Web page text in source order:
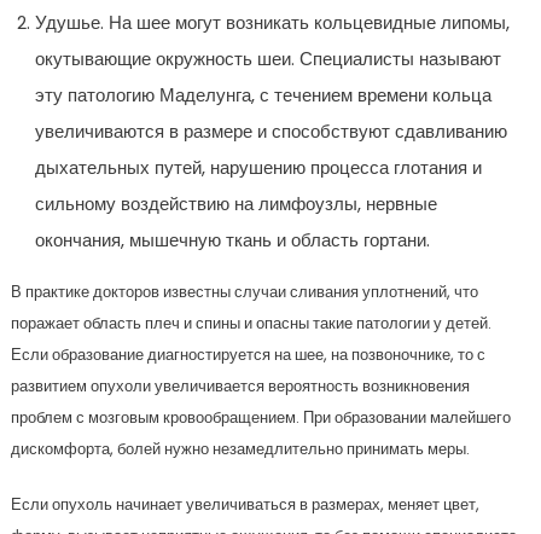
Удушье. На шее могут возникать кольцевидные липомы,
окутывающие окружность шеи. Специалисты называют
эту патологию Маделунга, с течением времени кольца
увеличиваются в размере и способствуют сдавливанию
дыхательных путей, нарушению процесса глотания и
сильному воздействию на лимфоузлы, нервные
окончания, мышечную ткань и область гортани.
В практике докторов известны случаи сливания уплотнений, что
поражает область плеч и спины и опасны такие патологии у детей.
Если образование диагностируется на шее, на позвоночнике, то с
развитием опухоли увеличивается вероятность возникновения
проблем с мозговым кровообращением. При образовании малейшего
дискомфорта, болей нужно незамедлительно принимать меры.
Если опухоль начинает увеличиваться в размерах, меняет цвет,